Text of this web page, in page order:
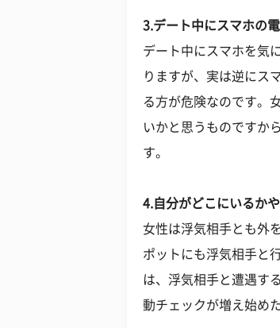
3.デート中にスマホの
デート中にスマホを気
りますが、実は逆にス
る方が危険なのです。
いかと思うものですか
す。
4.自分がどこにいるか
女性は浮気相手とも外
ポットにも浮気相手と
は、浮気相手と遭遇す
動チェックが増え始め